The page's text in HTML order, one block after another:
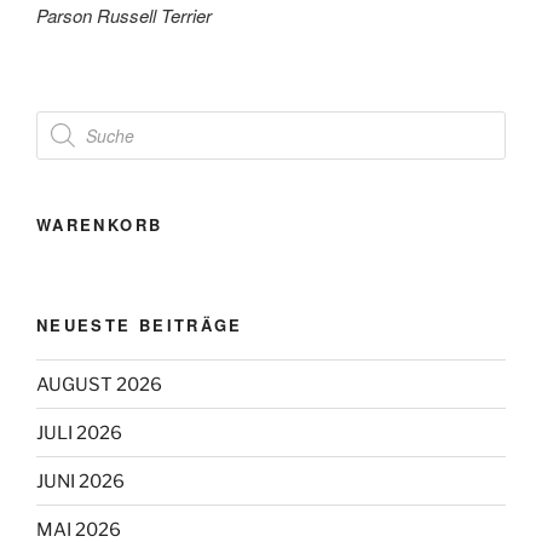
Parson Russell Terrier
Products
search
WARENKORB
NEUESTE BEITRÄGE
AUGUST 2026
JULI 2026
JUNI 2026
MAI 2026